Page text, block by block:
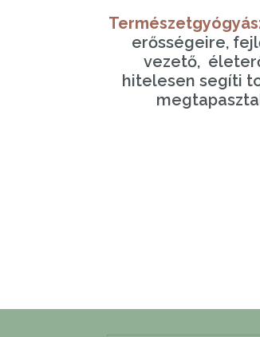
erősségeire,
vezető,
hitelesen segíti